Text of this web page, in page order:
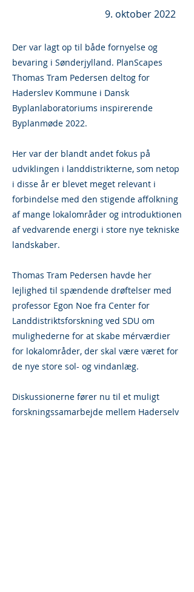
9. oktober 2022
Der var lagt op til både fornyelse og
bevaring i Sønderjylland. PlanScapes
Thomas Tram Pedersen deltog for
Haderslev Kommune i Dansk
Byplanlaboratoriums inspirerende
Byplanmøde 2022.
Her var der blandt andet fokus på
udviklingen i landdistrikterne, som netop
i disse år er blevet meget relevant i
forbindelse med den stigende affolkning
af mange lokalområder og introduktionen
af vedvarende energi i store nye tekniske
landskaber.
Thomas Tram Pedersen havde her
lejlighed til spændende drøftelser med
professor Egon Noe fra Center for
Landdistriktsforskning ved SDU om
mulighederne for at skabe mérværdier
for lokalområder, der skal være været for
de nye store sol- og vindanlæg.
Diskussionerne fører nu til et muligt
forskningssamarbejde mellem Haderselv